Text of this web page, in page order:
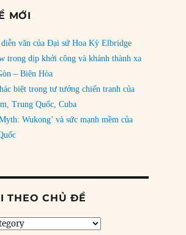
MỚI
văn của Đại sứ Hoa Kỳ Elbridge
trong dịp khởi công và khánh thành xa
– Biên Hòa
biệt trong tư tưởng chiến tranh của
Trung Quốc, Cuba
Wukong’ và sức mạnh mềm của
THEO CHỦ ĐỀ